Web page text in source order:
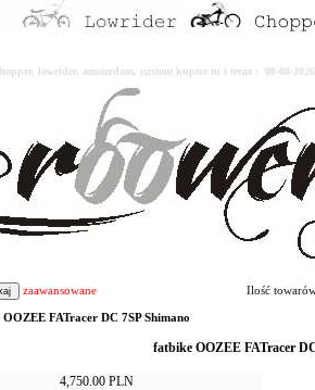
lowrider, amsterdam, custom kupisz tu i teraz : 08-08-
zaawansowane Ilość
FATracer DC 7SP Shimano
fatbike OOZEE FATracer
4,750.00 PLN